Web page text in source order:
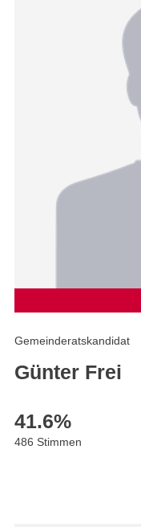
Gemeinderatskandidat
Günter Frei
41.6%
486 Stimmen